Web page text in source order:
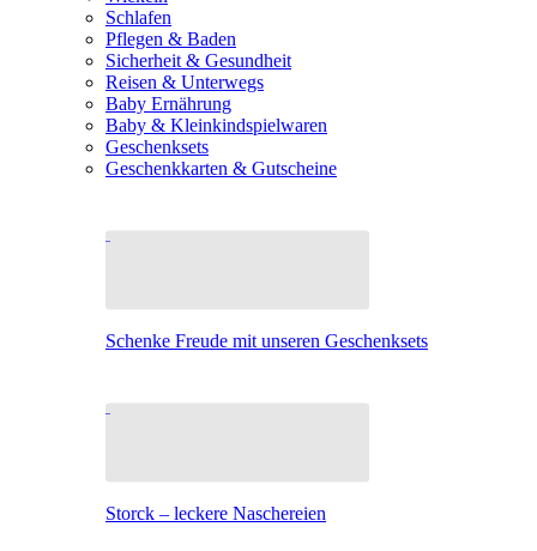
Schlafen
Pflegen & Baden
Sicherheit & Gesundheit
Reisen & Unterwegs
Baby Ernährung
Baby & Kleinkindspielwaren
Geschenksets
Geschenkkarten & Gutscheine
Schenke Freude mit unseren Geschenksets
Storck – leckere Naschereien